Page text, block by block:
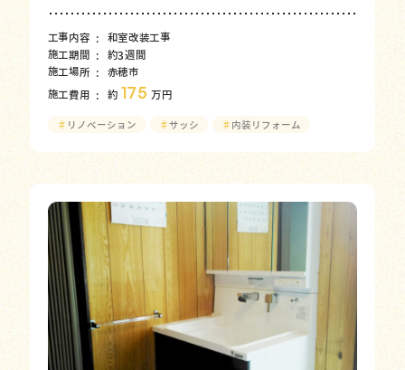
工事内容
和室改装工事
施工期間
約3週間
施工場所
赤穂市
施工費用 約 175 万円
♯ リノベーション ♯サッシ ♯ 内装リフォーム